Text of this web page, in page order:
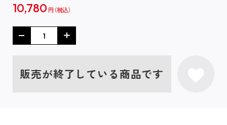
10,780 円
販売が終了している商品です